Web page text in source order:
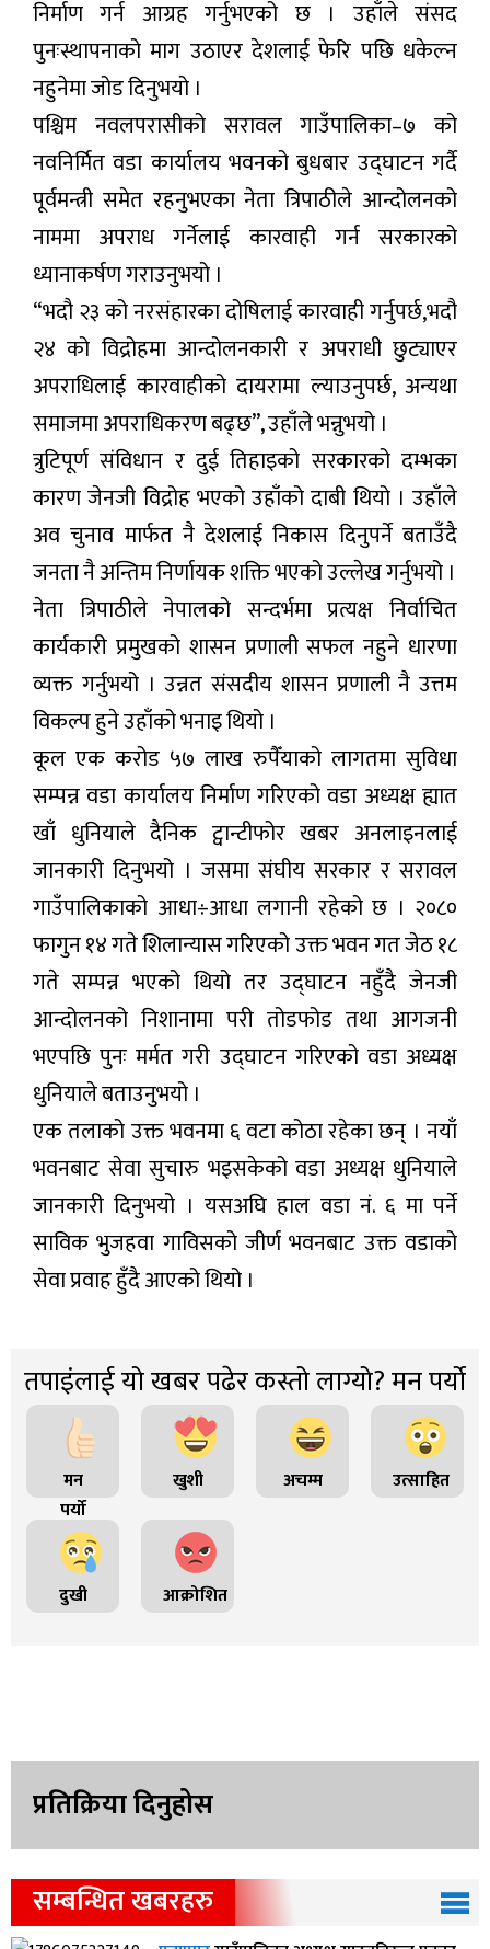
निर्माण गर्न आग्रह गर्नुभएको छ । उहाँले संसद
पुनःस्थापनाको माग उठाएर देशलाई फेरि पछि धकेल्न
नहुनेमा जोड दिनुभयो ।
पश्चिम नवलपरासीको सरावल गाउँपालिका–७ को
नवनिर्मित वडा कार्यालय भवनको बुधबार उद्घाटन गर्दै
पूर्वमन्त्री समेत रहनुभएका नेता त्रिपाठीले आन्दोलनको
नाममा अपराध गर्नेलाई कारवाही गर्न सरकारको
ध्यानाकर्षण गराउनुभयो ।
“भदौ २३ को नरसंहारका दोषिलाई कारवाही गर्नुपर्छ,भदौ
२४ को विद्रोहमा आन्दोलनकारी र अपराधी छुट्याएर
अपराधिलाई कारवाहीको दायरामा ल्याउनुपर्छ, अन्यथा
समाजमा अपराधिकरण बढ्छ”, उहाँले भन्नुभयो ।
त्रुटिपूर्ण संविधान र दुई तिहाइको सरकारको दम्भका
कारण जेनजी विद्रोह भएको उहाँको दाबी थियो । उहाँले
अव चुनाव मार्फत नै देशलाई निकास दिनुपर्ने बताउँदै
जनता नै अन्तिम निर्णायक शक्ति भएको उल्लेख गर्नुभयो ।
नेता त्रिपाठीेले नेपालको सन्दर्भमा प्रत्यक्ष निर्वाचित
कार्यकारी प्रमुखको शासन प्रणाली सफल नहुने धारणा
व्यक्त गर्नुभयो । उन्नत संसदीय शासन प्रणाली नै उत्तम
विकल्प हुने उहाँको भनाइ थियो ।
कूल एक करोड ५७ लाख रुपैँयाको लागतमा सुविधा
सम्पन्न वडा कार्यालय निर्माण गरिएको वडा अध्यक्ष ह्यात
खाँ धुनियाले दैनिक ट्वान्टीफोर खबर अनलाइनलाई
जानकारी दिनुभयो । जसमा संघीय सरकार र सरावल
गाउँपालिकाको आधा÷आधा लगानी रहेको छ । २०८०
फागुन १४ गते शिलान्यास गरिएको उक्त भवन गत जेठ १८
गते सम्पन्न भएको थियो तर उद्घाटन नहुँदै जेनजी
आन्दोलनको निशानामा परी तोडफोड तथा आगजनी
भएपछि पुनः मर्मत गरी उद्घाटन गरिएको वडा अध्यक्ष
धुनियाले बताउनुभयो ।
एक तलाको उक्त भवनमा ६ वटा कोठा रहेका छन् । नयाँ
भवनबाट सेवा सुचारु भइसकेको वडा अध्यक्ष धुनियाले
जानकारी दिनुभयो । यसअघि हाल वडा नं. ६ मा पर्ने
साविक भुजहवा गाविसको जीर्ण भवनबाट उक्त वडाको
सेवा प्रवाह हुँदै आएको थियो ।
तपाइंलाई यो खबर पढेर कस्तो लाग्यो? मन पर्यो
मन
पर्यो
खुशी अचम्म उत्साहित
दुखी आक्रोशित
प्रतिक्रिया दिनुहोस
सम्बन्धित खबरहरु